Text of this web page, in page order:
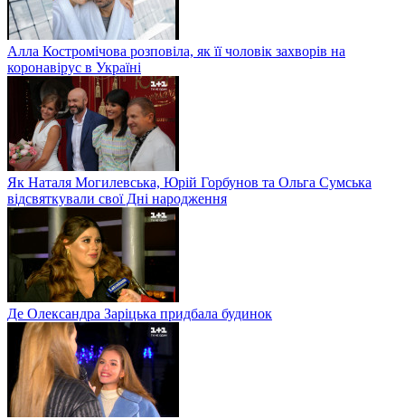
Алла Костромічова розповіла, як її чоловік захворів на
коронавірус в Україні
Як Наталя Могилевська, Юрій Горбунов та Ольга Сумська
відсвяткували свої Дні народження
Де Олександра Заріцька придбала будинок